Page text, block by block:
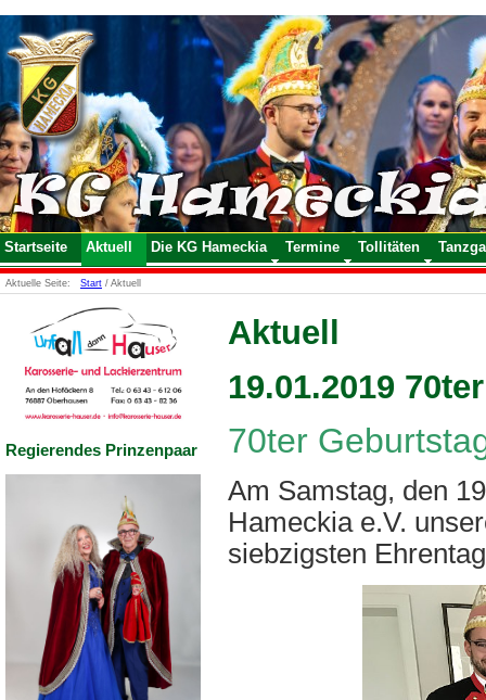
Startseite Aktuell Die KG Hameckia Termine Tollitäten
Aktuelle Seite: Start / Aktuell
Regierendes Prinzenpaar
Aktuell
19.01.2019
70ter
Am Samstag, den
Hameckia e.V.
siebzigsten